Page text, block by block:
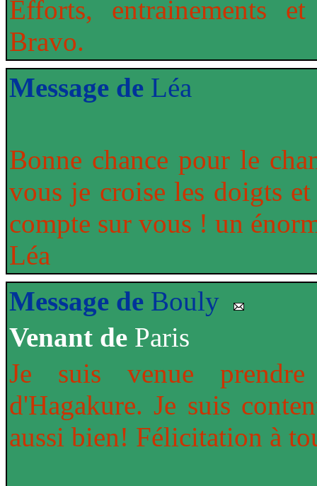
Efforts, entrainements
Bravo.
Message de Léa
Bonne chance pour le
vous je croise les doigts
compte sur vous ! un
Léa
Message de Bouly
Venant de Paris
Je suis venue
d'Hagakure. Je suis
aussi bien! Félicitation à